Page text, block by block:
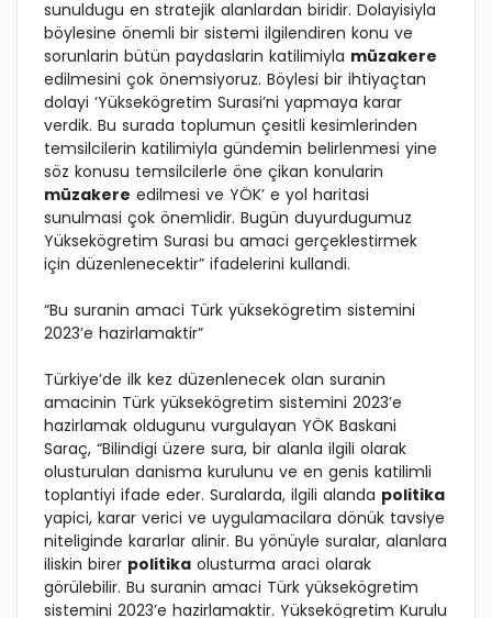
sunuldugu en stratejik alanlardan biridir. Dolayisiyla
böylesine önemli bir sistemi ilgilendiren konu ve
sorunlarin bütün paydaslarin katilimiyla müzakere
edilmesini çok önemsiyoruz. Böylesi bir ihtiyaçtan
dolayi ‘Yüksekögretim Surasi’ni yapmaya karar
verdik. Bu surada toplumun çesitli kesimlerinden
temsilcilerin katilimiyla gündemin belirlenmesi yine
söz konusu temsilcilerle öne çikan konularin
müzakere edilmesi ve YÖK’ e yol haritasi
sunulmasi çok önemlidir. Bugün duyurdugumuz
Yüksekögretim Surasi bu amaci gerçeklestirmek
için düzenlenecektir” ifadelerini kullandi.
“Bu suranin amaci Türk yüksekögretim sistemini
2023’e hazirlamaktir”
Türkiye’de ilk kez düzenlenecek olan suranin
amacinin Türk yüksekögretim sistemini 2023’e
hazirlamak oldugunu vurgulayan YÖK Baskani
Saraç, “Bilindigi üzere sura, bir alanla ilgili olarak
olusturulan danisma kurulunu ve en genis katilimli
toplantiyi ifade eder. Suralarda, ilgili alanda politika
yapici, karar verici ve uygulamacilara dönük tavsiye
niteliginde kararlar alinir. Bu yönüyle suralar, alanlara
iliskin birer politika olusturma araci olarak
görülebilir. Bu suranin amaci Türk yüksekögretim
sistemini 2023’e hazirlamaktir. Yüksekögretim Kurulu